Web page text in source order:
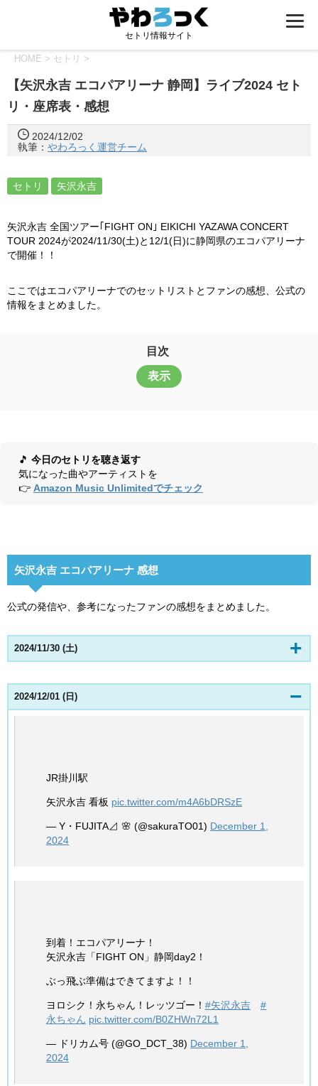
セトリ情報サイト
HOME > セトリ >
【矢沢永吉 エコパアリーナ 静岡】ライブ2024 セト
リ・座席表・感想
2024/12/02
執筆： やわろっく運営チーム
セトリ 矢沢永吉
矢沢永吉 全国ツアー｢FIGHT ON｣ EIKICHI YAZAWA CONCERT
TOUR 2024が2024/11/30(土)と12/1(日)に静岡県のエコパアリーナ
で開催！！
ここではエコパアリーナでのセットリストとファンの感想、公式の
情報をまとめました。
目次
表示
🎵 今日のセトリを聴き返す
気になった曲やアーティストを
👉 Amazon Music Unlimitedでチェック
矢沢永吉 エコパアリーナ 感想
公式の発信や、参考になったファンの感想をまとめました。
2024/11/30 (土)
2024/12/01 (日)
JR掛川駅
矢沢永吉 看板 pic.twitter.com/m4A6bDRSzE
— Y・FUJITA⊿ 🌸 (@sakuraTO01) December 1,
2024
到着！エコパアリーナ！
矢沢永吉「FIGHT ON」静岡day2！
ぶっ飛ぶ準備はできてますよ！！
ヨロシク！永ちゃん！レッツゴー！ #矢沢永吉
#
永ちゃん pic.twitter.com/B0ZHWn72L1
— ドリカム号 (@GO_DCT_38) December 1,
2024